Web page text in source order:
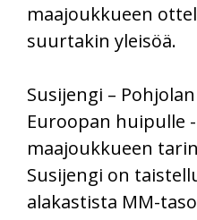
maajoukkueen
suurtakin yleisöä.
Susijengi –
Euroopan huipulle
maajoukkueen
Susijengi on
alakastista MM-